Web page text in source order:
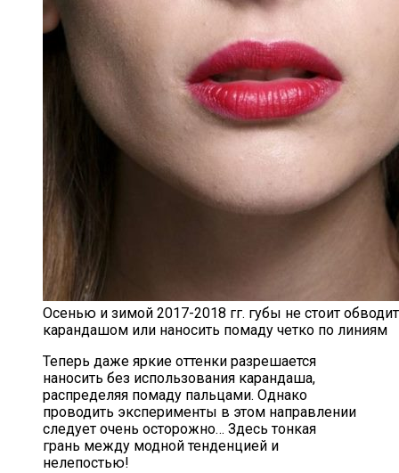
Осенью и зимой 2017-2018 гг. губы не стоит
карандашом или наносить помаду четко по линиям
Теперь даже яркие оттенки разрешается
наносить без использования карандаша,
распределяя помаду пальцами. Однако
проводить эксперименты в этом направлении
следует очень осторожно… Здесь тонкая
грань между модной тенденцией и
нелепостью!